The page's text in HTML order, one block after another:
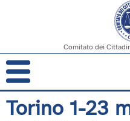
Salta
Comitato dei
Navigazione
principale
Torino 1-23